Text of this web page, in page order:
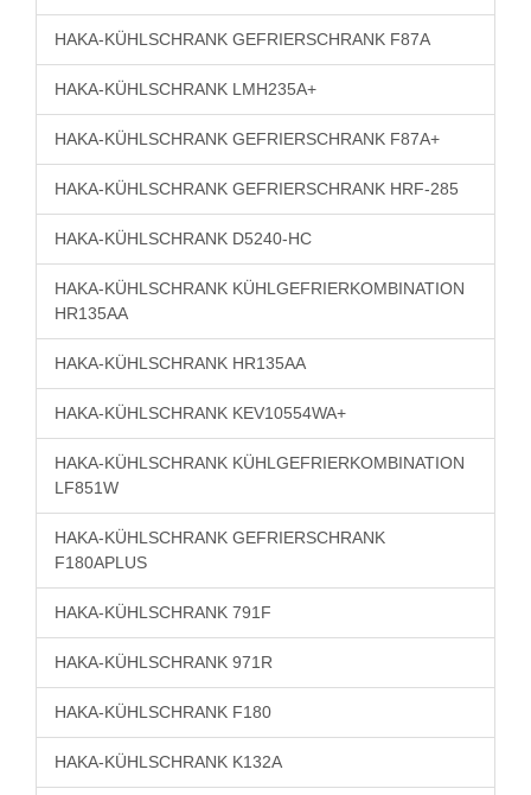
HAKA-KÜHLSCHRANK GEFRIERSCHRANK F87A
HAKA-KÜHLSCHRANK LMH235A+
HAKA-KÜHLSCHRANK GEFRIERSCHRANK F87A+
HAKA-KÜHLSCHRANK GEFRIERSCHRANK HRF-285
HAKA-KÜHLSCHRANK D5240-HC
HAKA-KÜHLSCHRANK KÜHLGEFRIERKOMBINATION
HR135AA
HAKA-KÜHLSCHRANK HR135AA
HAKA-KÜHLSCHRANK KEV10554WA+
HAKA-KÜHLSCHRANK KÜHLGEFRIERKOMBINATION
LF851W
HAKA-KÜHLSCHRANK GEFRIERSCHRANK
F180APLUS
HAKA-KÜHLSCHRANK 791F
HAKA-KÜHLSCHRANK 971R
HAKA-KÜHLSCHRANK F180
HAKA-KÜHLSCHRANK K132A